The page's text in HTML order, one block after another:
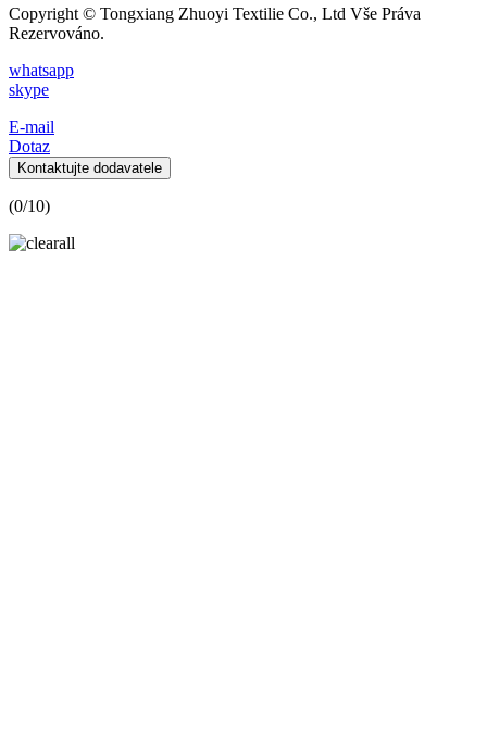
Copyright © Tongxiang Zhuoyi Textilie Co., Ltd Vše Práva
Rezervováno.
whatsapp
skype
E-mail
Dotaz
Kontaktujte dodavatele
(0/10)